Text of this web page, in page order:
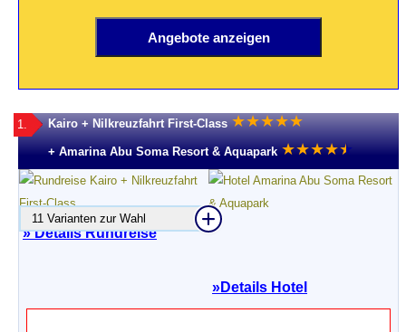
1. Kairo + Nilkreuzfahrt First-Class ★★★★★
+ Amarina Abu Soma Resort & Aquapark ★★★★★
★
» Details Rundreise
11 Varianten zur Wahl
»Details Hotel